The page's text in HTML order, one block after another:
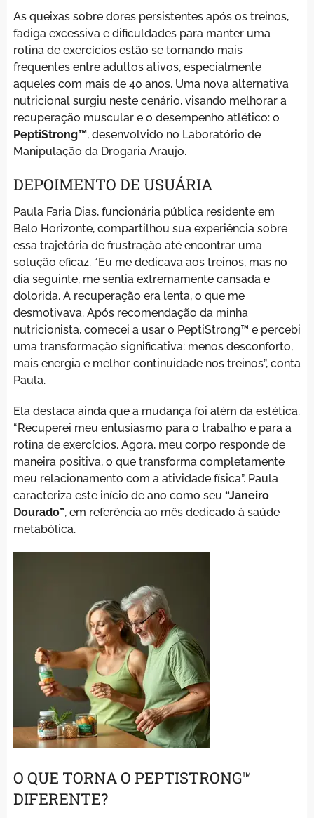
As queixas sobre dores persistentes após os treinos,
fadiga excessiva e dificuldades para manter uma
rotina de exercícios estão se tornando mais
frequentes entre adultos ativos, especialmente
aqueles com mais de 40 anos. Uma nova alternativa
nutricional surgiu neste cenário, visando melhorar a
recuperação muscular e o desempenho atlético: o
PeptiStrong™, desenvolvido no Laboratório de
Manipulação da Drogaria Araujo.
DEPOIMENTO DE USUÁRIA
Paula Faria Dias, funcionária pública residente em
Belo Horizonte, compartilhou sua experiência sobre
essa trajetória de frustração até encontrar uma
solução eficaz. “Eu me dedicava aos treinos, mas no
dia seguinte, me sentia extremamente cansada e
dolorida. A recuperação era lenta, o que me
desmotivava. Após recomendação da minha
nutricionista, comecei a usar o PeptiStrong™ e percebi
uma transformação significativa: menos desconforto,
mais energia e melhor continuidade nos treinos”, conta
Paula.
Ela destaca ainda que a mudança foi além da estética.
“Recuperei meu entusiasmo para o trabalho e para a
rotina de exercícios. Agora, meu corpo responde de
maneira positiva, o que transforma completamente
meu relacionamento com a atividade física”. Paula
caracteriza este início de ano como seu “Janeiro
Dourado”, em referência ao mês dedicado à saúde
metabólica.
O QUE TORNA O PEPTISTRONG™
DIFERENTE?